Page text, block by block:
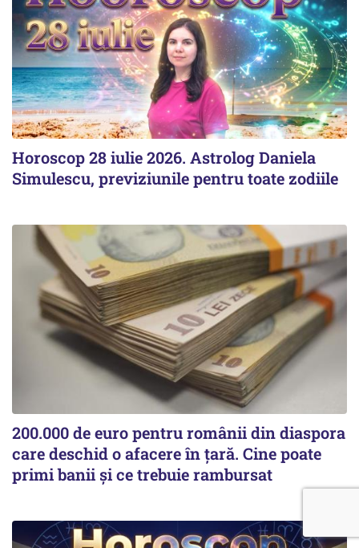
Horoscop 28 iulie 2026. Astrolog Daniela
Simulescu, previziunile pentru toate zodiile
200.000 de euro pentru românii din diaspora
care deschid o afacere în țară. Cine poate
primi banii și ce trebuie rambursat